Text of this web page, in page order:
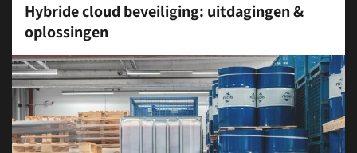
Hybride cloud beveiliging: uitdagingen &
oplossingen